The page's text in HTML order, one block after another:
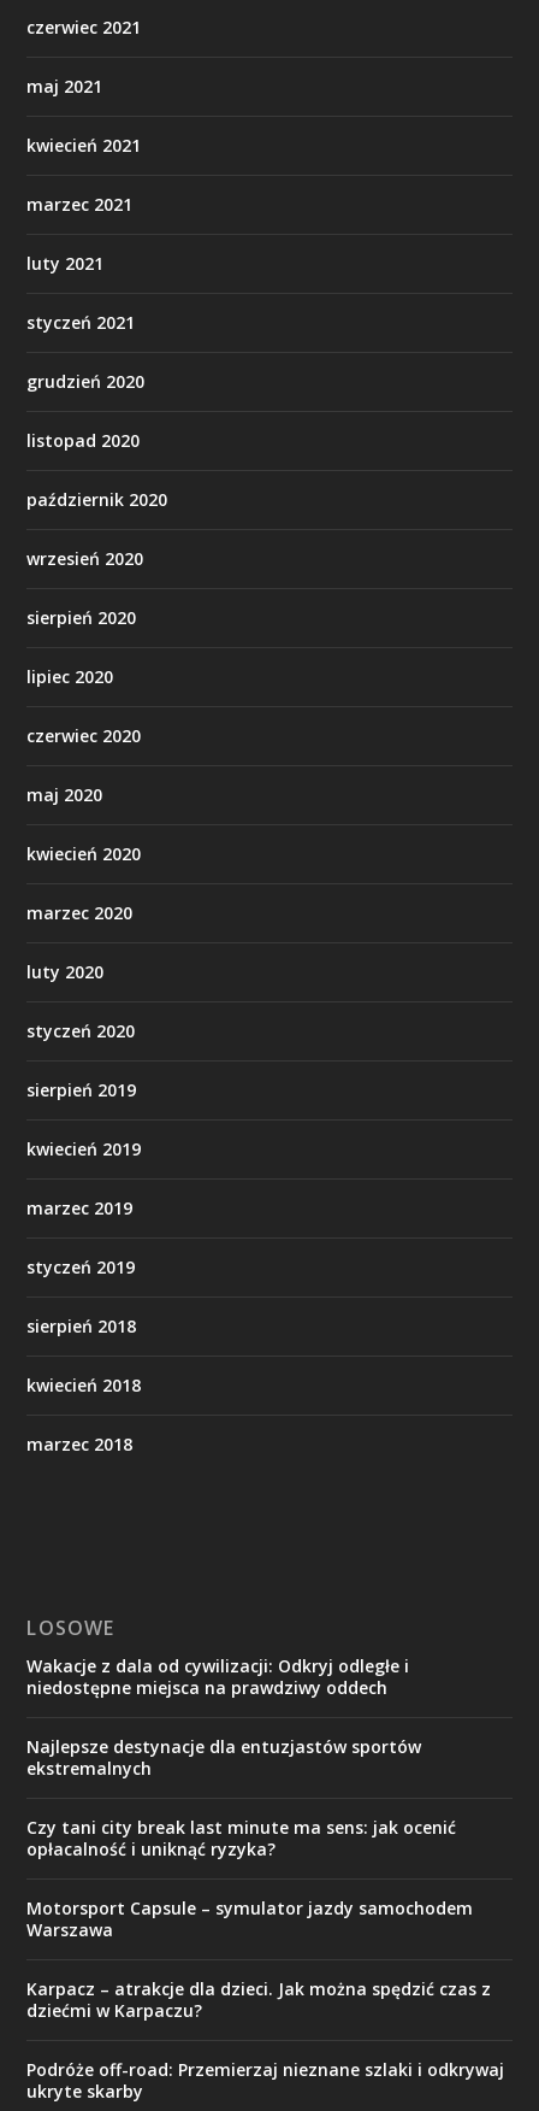
czerwiec 2021
maj 2021
kwiecień 2021
marzec 2021
luty 2021
styczeń 2021
grudzień 2020
listopad 2020
październik 2020
wrzesień 2020
sierpień 2020
lipiec 2020
czerwiec 2020
maj 2020
kwiecień 2020
marzec 2020
luty 2020
styczeń 2020
sierpień 2019
kwiecień 2019
marzec 2019
styczeń 2019
sierpień 2018
kwiecień 2018
marzec 2018
LOSOWE
Wakacje z dala od cywilizacji: Odkryj odległe i
niedostępne miejsca na prawdziwy oddech
Najlepsze destynacje dla entuzjastów sportów
ekstremalnych
Czy tani city break last minute ma sens: jak ocenić
opłacalność i uniknąć ryzyka?
Motorsport Capsule – symulator jazdy samochodem
Warszawa
Karpacz – atrakcje dla dzieci. Jak można spędzić czas z
dziećmi w Karpaczu?
Podróże off-road: Przemierzaj nieznane szlaki i odkrywaj
ukryte skarby